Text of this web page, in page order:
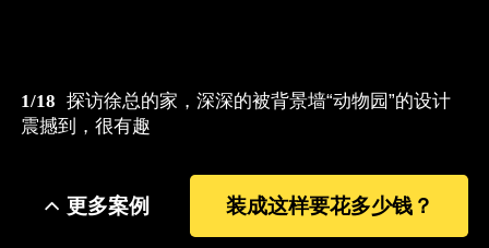
1/18 探访徐总的家，深深的被背景墙“动物园”的设计
震撼到，很有趣
更多案例 装成这样要花多少钱？